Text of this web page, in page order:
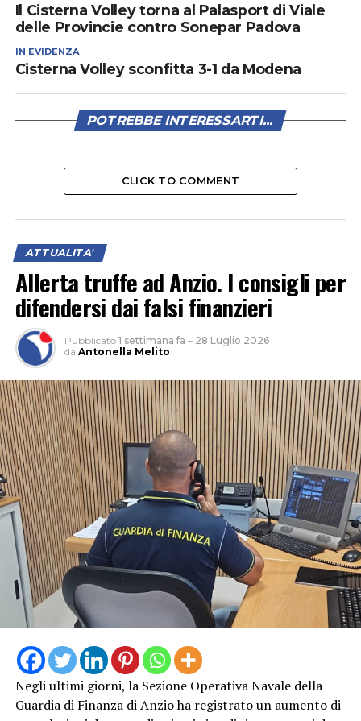
Il Cisterna Volley torna al Palasport di Viale
delle Provincie contro Sonepar Padova
IN EVIDENZA
Cisterna Volley sconfitta 3-1 da Modena
POTREBBE INTERESSARTI...
CLICK TO COMMENT
ATTUALITA'
Allerta truffe ad Anzio. I consigli per
difendersi dai falsi finanzieri
Pubblicato 1 settimana fa – 28 Luglio 2026
da Antonella Melito
Negli ultimi giorni, la Sezione Operativa Navale della
Guardia di Finanza di Anzio ha registrato un aumento di